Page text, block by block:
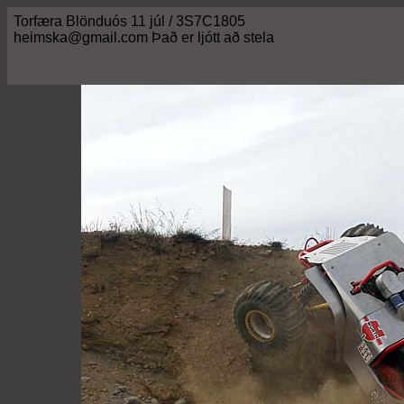
Torfæra Blönduós 11 júl / 3S7C1805
heimska@gmail.com Það er ljótt að stela